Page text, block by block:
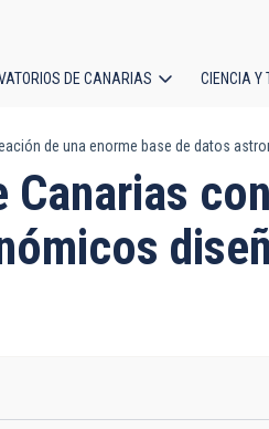
DE CANARIAS CIENCIA Y
de una enorme base de datos